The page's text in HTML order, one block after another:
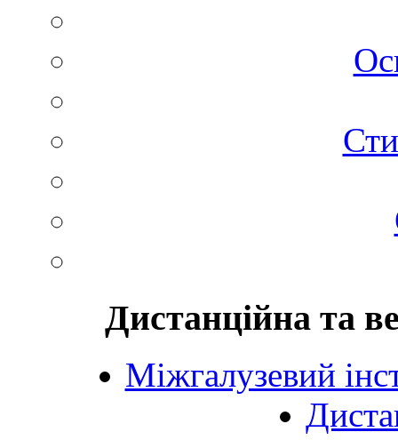
Дистанційна та
Міжгалузевий